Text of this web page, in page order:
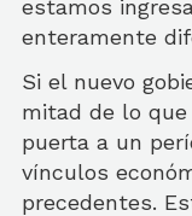
estamos
enteramente
Si el nuevo
mitad de lo
puerta a un
vínculos
precedentes.